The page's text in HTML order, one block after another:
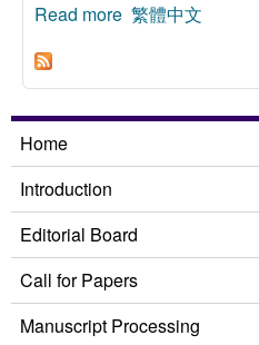
Read more about The U.S.
繁體中文
Home
Introduction
Editorial Board
Call for Papers
Manuscript Processing